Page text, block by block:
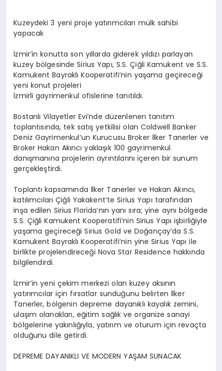
Kuzeydeki 3 yeni proje yatırımcıları mülk sahibi
yapacak
İzmir’in konutta son yıllarda giderek yıldızı parlayan
kuzey bölgesinde Sirius Yapı, S.S. Çiğli Kamukent ve S.S.
Kamukent Bayraklı Kooperatifi’nin yaşama geçireceği
yeni konut projeleri
İzmirli gayrimenkul ofislerine tanıtıldı.
Bostanlı Vilayetler Evi’nde düzenlenen tanıtım
toplantısında, tek satış yetkilisi olan Coldwell Banker
Deniz Gayrimenkul’un Kurucusu Broker İlker Tanerler ve
Broker Hakan Akıncı yaklaşık 100 gayrimenkul
danışmanına projelerin ayrıntılarını içeren bir sunum
gerçekleştirdi.
Toplantı kapsamında İlker Tanerler ve Hakan Akıncı,
katılımcıları Çiğli Yakakent’te Sirius Yapı tarafından
inşa edilen Sirius Florida’nın yanı sıra; yine aynı bölgede
S.S. Çiğli Kamukent Kooperatifi’nin Sirius Yapı işbirliğiyle
yaşama geçireceği Sirius Gold ve Doğançay’da S.S.
Kamukent Bayraklı Kooperatifi’nin yine Sirius Yapı ile
birlikte projelendireceği Nova Star Residence hakkında
bilgilendirdi.
İzmir’in yeni çekim merkezi olan kuzey aksının
yatırımcılar için fırsatlar sunduğunu belirten İlker
Tanerler, bölgenin depreme dayanıklı kayalık zemini,
ulaşım olanakları, eğitim sağlık ve organize sanayi
bölgelerine yakınlığıyla, yatırım ve oturum için revaçta
olduğunu dile getirdi.
DEPREME DAYANIKLI VE MODERN YAŞAM SUNACAK